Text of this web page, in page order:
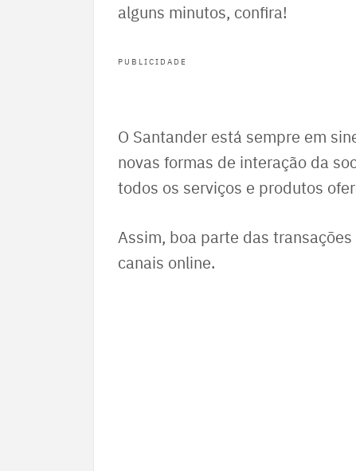
alguns minutos, confira!
PUBLICIDADE
O Santander está sempre em
novas formas de interação da
todos os serviços e produtos
Assim, boa parte das
canais online.